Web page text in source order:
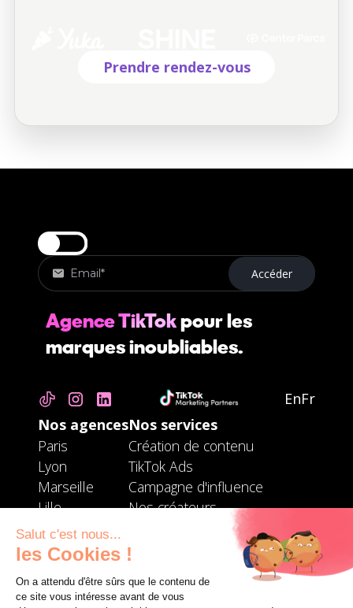
Prendre rendez-vous
Agence TikTokpour les
marques inoubliables.
EnFr
Nos agences
Paris
Lyon
Marseille
Lille
Bordeaux
Nos services
Création de contenu
TikTok Ads
Campagne d'influence
Nos créateurs
TikTok Masterclass
Liens utiles
Prendre rendez-vous